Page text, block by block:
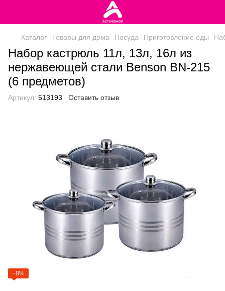
Каталог Товары для дома Посуда Приготовление еды
Набор кастрюль 11л, 13л, 16л из
нержавеющей стали Benson BN-215
(6 предметов)
Артикул: 513193 Оставить отзыв
−8%